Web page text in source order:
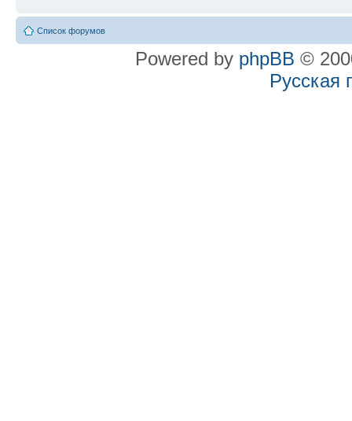
Список форумов
Powered by phpBB ©
Русская